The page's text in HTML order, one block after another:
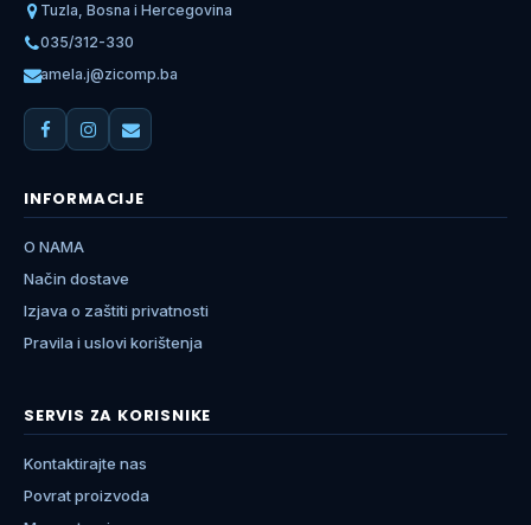
Tuzla, Bosna i Hercegovina
035/312-330
amela.j@zicomp.ba
INFORMACIJE
O NAMA
Način dostave
Izjava o zaštiti privatnosti
Pravila i uslovi korištenja
SERVIS ZA KORISNIKE
Kontaktirajte nas
Povrat proizvoda